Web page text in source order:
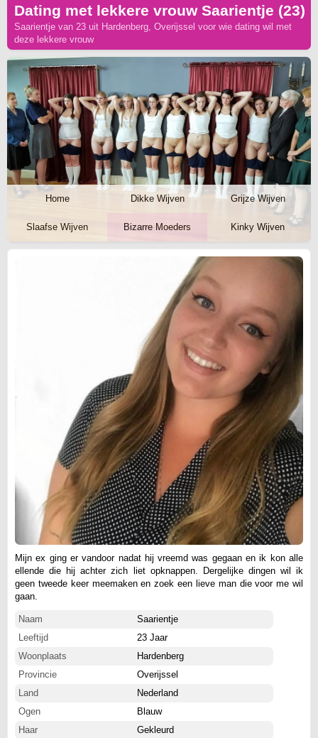
Dating met lekkere vrouw Saarientje (23)
Saarientje van 23 uit Hardenberg, Overijssel voor wie dating wil met
deze lekkere vrouw
Home Dikke Wijven Grijze Wijven
Slaafse Wijven Bizarre Moeders Kinky Wijven
Mijn ex ging er vandoor nadat hij vreemd was gegaan en ik kon alle
ellende die hij achter zich liet opknappen. Dergelijke dingen wil ik
geen tweede keer meemaken en zoek een lieve man die voor me wil
gaan.
Naam
Saarientje
Leeftijd
23 Jaar
Woonplaats
Hardenberg
Provincie
Overijssel
Land
Nederland
Ogen
Blauw
Haar
Gekleurd